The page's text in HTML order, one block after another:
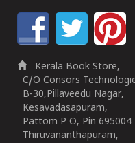
Kerala Book Store,
C/O Consors
B-30,Pillaveedu Nagar,
Kesavadasapuram,
Pattom P O, Pin 695004
Thiruvananthapuram,